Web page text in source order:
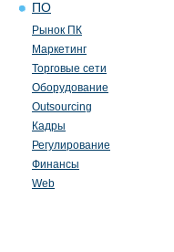
ПО
Рынок ПК
Маркетинг
Торговые сети
Оборудование
Outsourcing
Кадры
Регулирование
Финансы
Web